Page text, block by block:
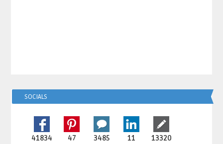
SOCIALS
41834 47 3485 11 13320